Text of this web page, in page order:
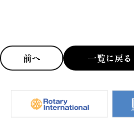
前へ 一覧に戻る